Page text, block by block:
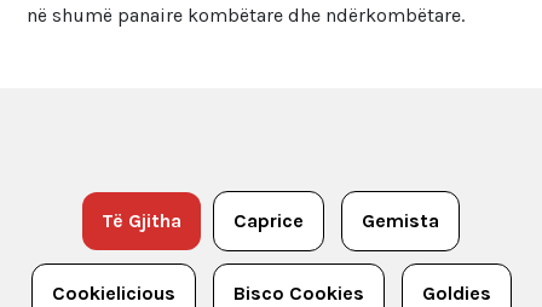
në shumë panaire kombëtare dhe ndërkombëtare.
Të Gjitha Caprice Gemista
Cookielicious Bisco Cookies Goldies